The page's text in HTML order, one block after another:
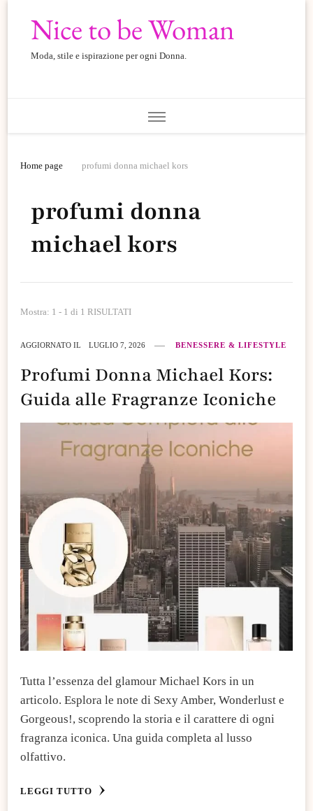
Nice to be Woman
Moda, stile e ispirazione per ogni Donna.
Home page profumi donna michael kors
profumi donna
michael kors
Mostra: 1 - 1 di 1 RISULTATI
AGGIORNATO IL LUGLIO 7, 2026 BENESSERE & LIFESTYLE
Profumi Donna Michael Kors:
Guida alle Fragranze Iconiche
Tutta l’essenza del glamour Michael Kors in un
articolo. Esplora le note di Sexy Amber, Wonderlust e
Gorgeous!, scoprendo la storia e il carattere di ogni
fragranza iconica. Una guida completa al lusso
olfattivo.
LEGGI TUTTO